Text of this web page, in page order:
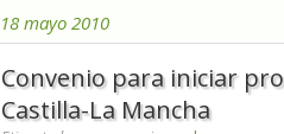
18 mayo 2010
Convenio para iniciar
Castilla-La Mancha